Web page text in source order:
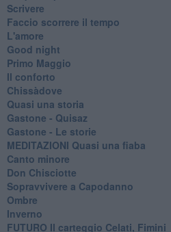
Scrivere
Faccio scorrere il tempo
L'amore
Good night
Primo Maggio
Il conforto
Chissàdove
Quasi una storia
Gastone - Quisaz
Gastone - Le storie
MEDITAZIONI Quasi una fiaba
Canto minore
Don Chisciotte
Sopravvivere a Capodanno
Ombre
Inverno
FUTURO Il carteggio Celati, Fimini